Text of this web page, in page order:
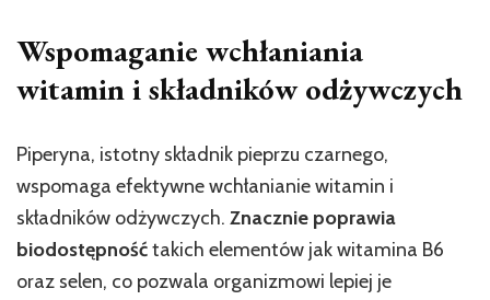
Wspomaganie wchłaniania
witamin i składników odżywczych
Piperyna, istotny składnik pieprzu czarnego,
wspomaga efektywne wchłanianie witamin i
składników odżywczych. Znacznie poprawia
biodostępnośćtakich elementów jak witamina B6
oraz selen, co pozwala organizmowi lepiej je